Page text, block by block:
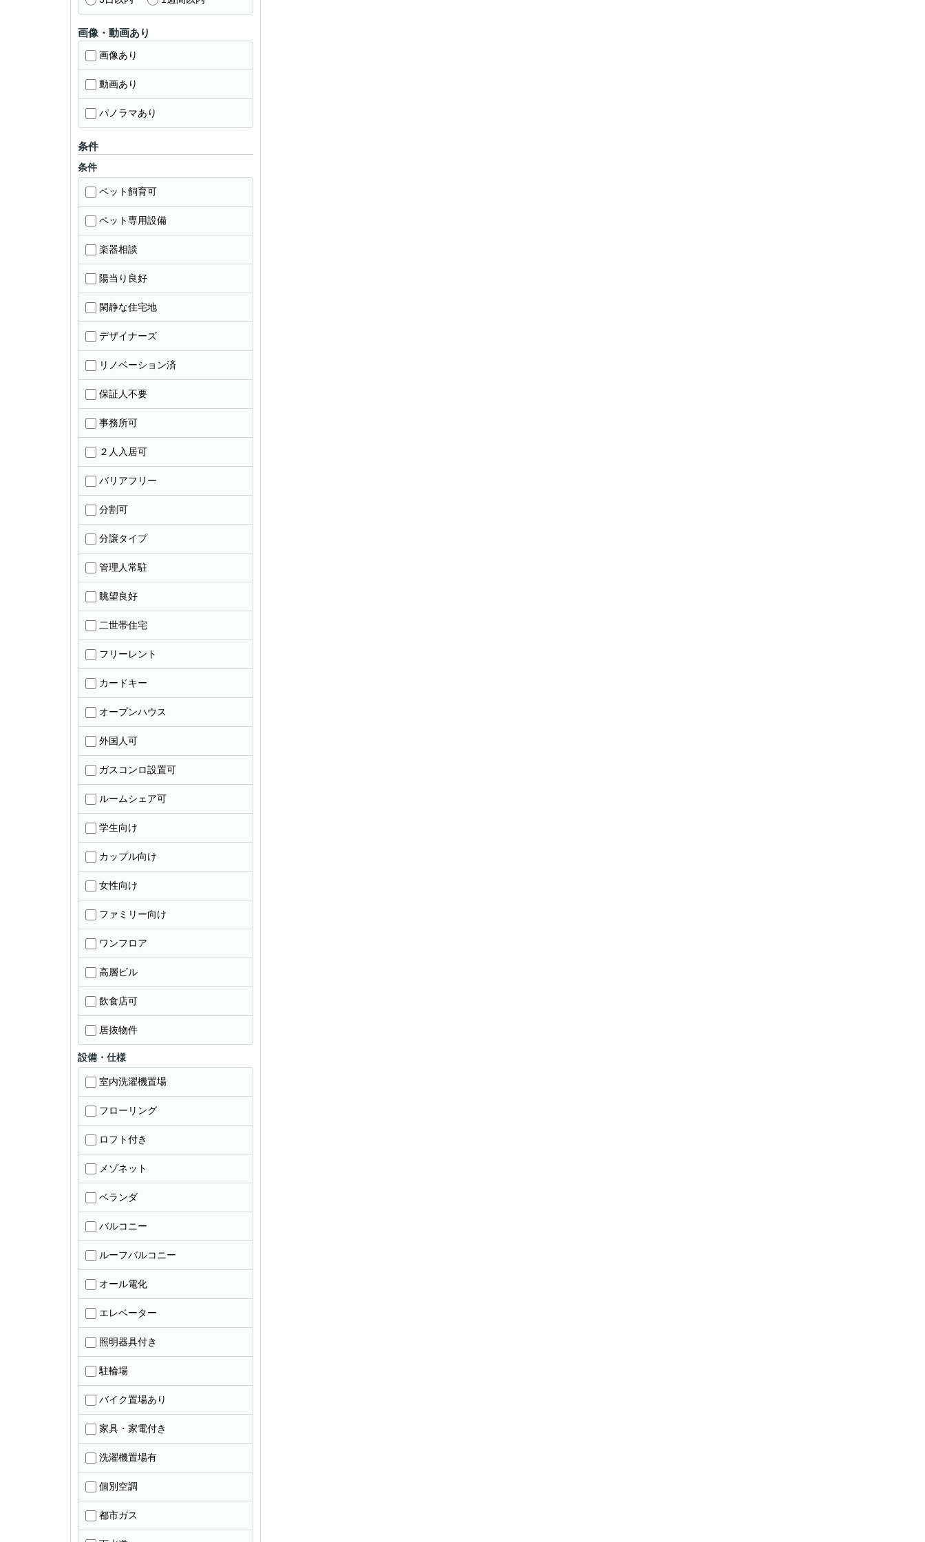
画像・動画あり
画像あり
動画あり
パノラマあり
条件
条件
ペット飼育可
ペット専用設備
楽器相談
陽当り良好
閑静な住宅地
デザイナーズ
リノベーション済
保証人不要
事務所可
２人入居可
バリアフリー
分割可
分譲タイプ
管理人常駐
眺望良好
二世帯住宅
フリーレント
カードキー
オープンハウス
外国人可
ガスコンロ設置可
ルームシェア可
学生向け
カップル向け
女性向け
ファミリー向け
ワンフロア
高層ビル
飲食店可
居抜物件
設備・仕様
室内洗濯機置場
フローリング
ロフト付き
メゾネット
ベランダ
バルコニー
ルーフバルコニー
オール電化
エレベーター
照明器具付き
駐輪場
バイク置場あり
家具・家電付き
洗濯機置場有
個別空調
都市ガス